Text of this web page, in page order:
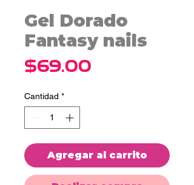
Gel Dorado
Fantasy nails
$69.00
Cantidad *
Agregar al carrito